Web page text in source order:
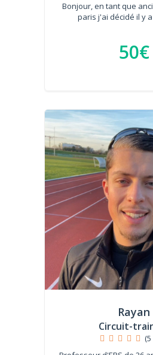
Bonjour, en tant que
paris j'ai décidé il y
50€
Rayan
Circuit-